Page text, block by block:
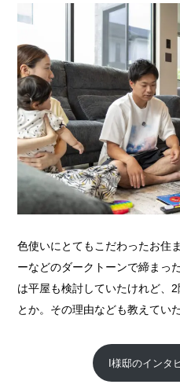
色使いにとてもこだわったお住
ーなどのダークトーンで締まっ
は平屋も検討していたけれど、
とか。その理由なども教えてい
I様邸のインタ